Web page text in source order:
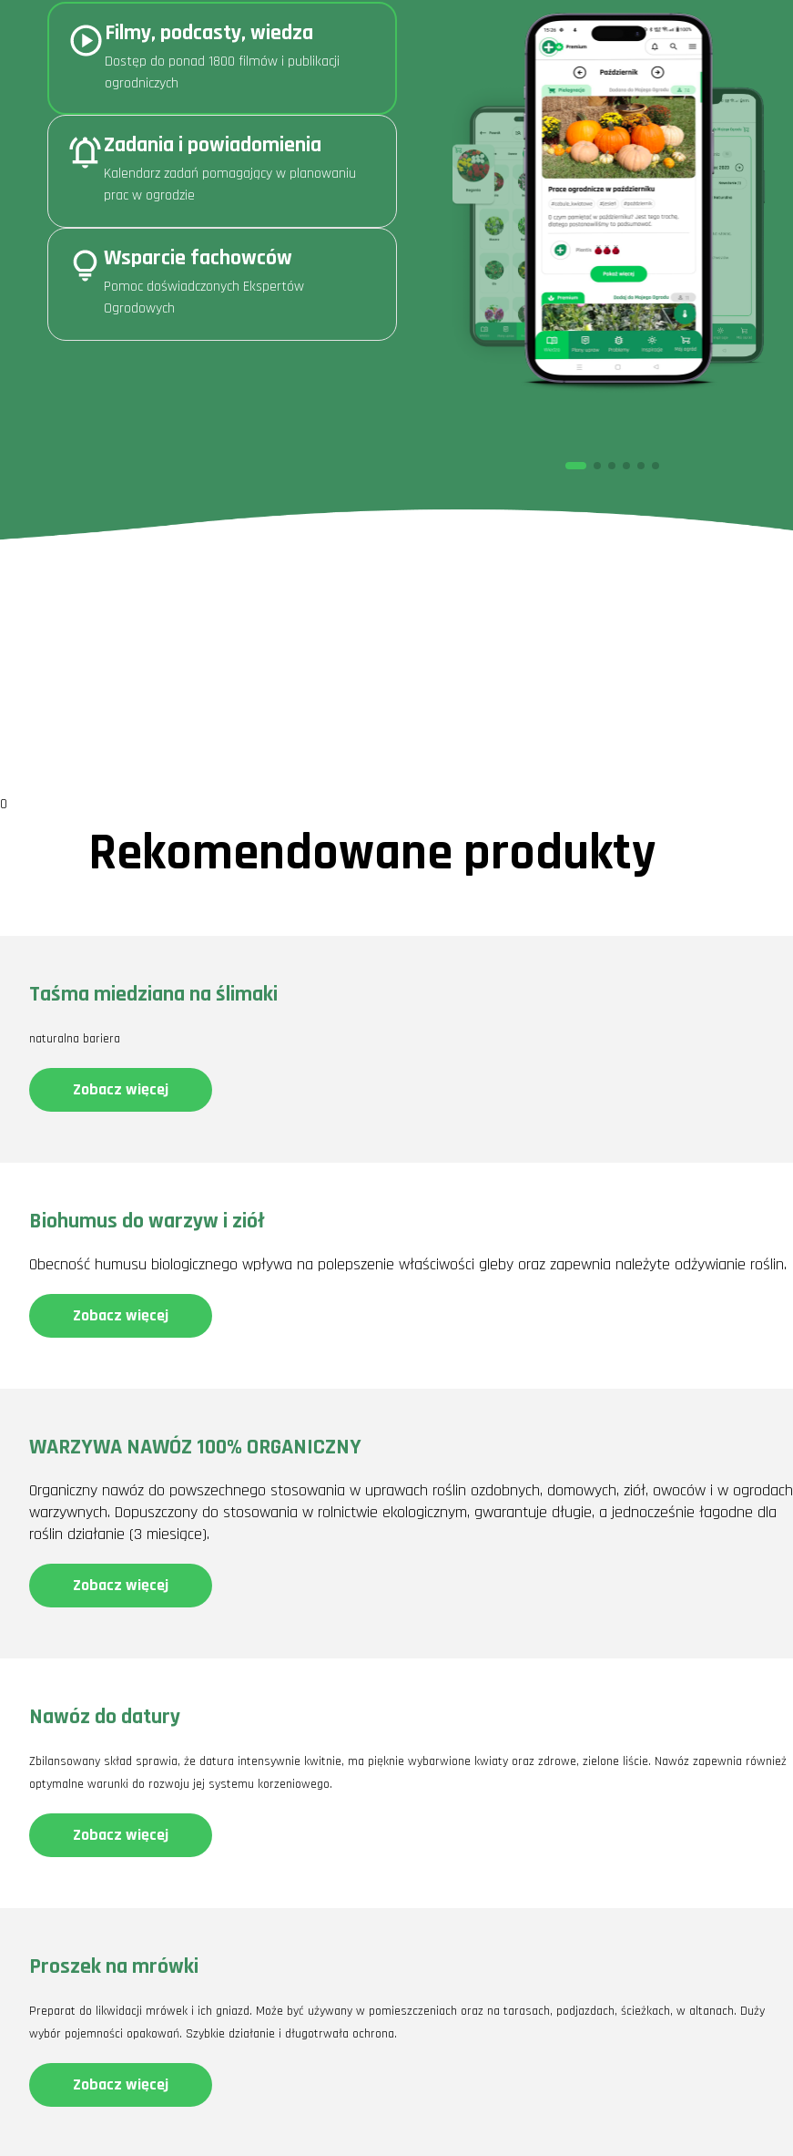
Filmy, podcasty, wiedza
Dostęp do ponad 1800 filmów i publikacji
ogrodniczych
Zadania i powiadomienia
Kalendarz zadań pomagający w planowaniu
prac w ogrodzie
Wsparcie fachowców
Pomoc doświadczonych Ekspertów
Ogrodowych
0
Rekomendowane produkty
Taśma miedziana na ślimaki
naturalna bariera
Zobacz więcej
Biohumus do warzyw i ziół
Obecność humusu biologicznego wpływa na polepszenie właściwości gleby oraz zapewnia należyte odżywianie roślin.
Zobacz więcej
WARZYWA NAWÓZ 100% ORGANICZNY
Organiczny nawóz do powszechnego stosowania w uprawach roślin ozdobnych, domowych, ziół, owoców i w ogrodach
warzywnych. Dopuszczony do stosowania w rolnictwie ekologicznym, gwarantuje długie, a jednocześnie łagodne dla
roślin działanie (3 miesiące).
Zobacz więcej
Nawóz do datury
Zbilansowany skład sprawia, że datura intensywnie kwitnie, ma pięknie wybarwione kwiaty oraz zdrowe, zielone liście. Nawóz zapewnia również
optymalne warunki do rozwoju jej systemu korzeniowego.
Zobacz więcej
Proszek na mrówki
Preparat do likwidacji mrówek i ich gniazd. Może być używany w pomieszczeniach oraz na tarasach, podjazdach, ścieżkach, w altanach. Duży
wybór pojemności opakowań. Szybkie działanie i długotrwała ochrona.
Zobacz więcej